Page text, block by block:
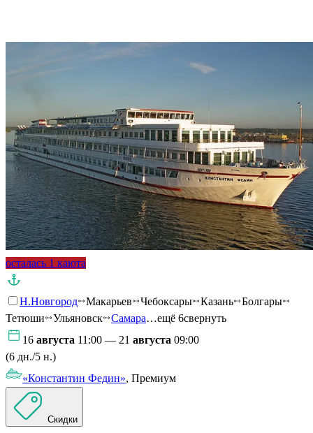
осталась 1 каюта
Н.Новгород Макарьев Чебоксары Казань
Болгары
Тетюши
Ульяновск Самара…ещё 6свернуть
16 августа 11:00 — 21 августа 09:00
(6 дн./5 н.)
«Константин Федин», Премиум
Скидки